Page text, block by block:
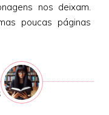
nos deixam.
poucas páginas